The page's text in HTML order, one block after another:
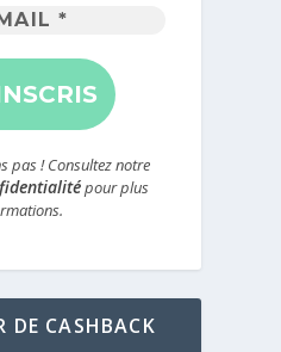
Adresse
mail
*
pas ! Consultez notre
pour plus
DE CASHBACK